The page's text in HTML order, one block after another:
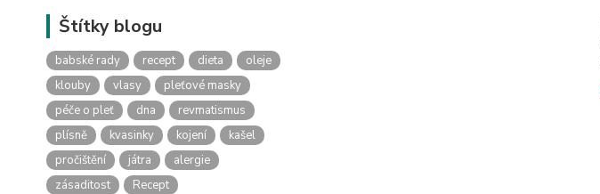
Štítky blogu
babské rady recept dieta
oleje
klouby
vlasy
pleťové masky
péče o pleť
dna
revmatismus
plísně
kvasinky kojení
kašel
pročištění
játra
alergie
zásaditost
Recept